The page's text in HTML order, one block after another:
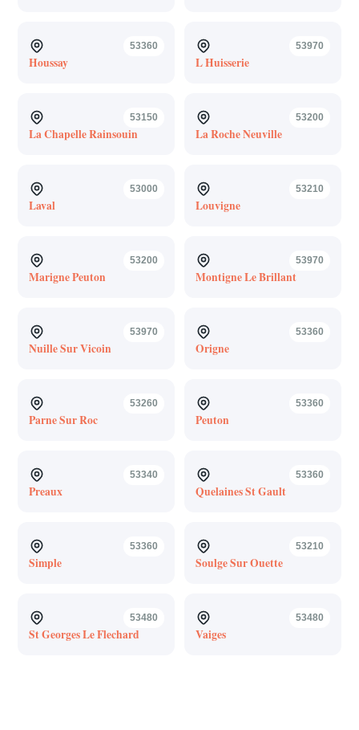
53360
Houssay
53970
L Huisserie
53150
La Chapelle Rainsouin
53200
La Roche Neuville
53000
Laval
53210
Louvigne
53200
Marigne Peuton
53970
Montigne Le Brillant
53970
Nuille Sur Vicoin
53360
Origne
53260
Parne Sur Roc
53360
Peuton
53340
Preaux
53360
Quelaines St Gault
53360
Simple
53210
Soulge Sur Ouette
53480
St Georges Le Flechard
53480
Vaiges